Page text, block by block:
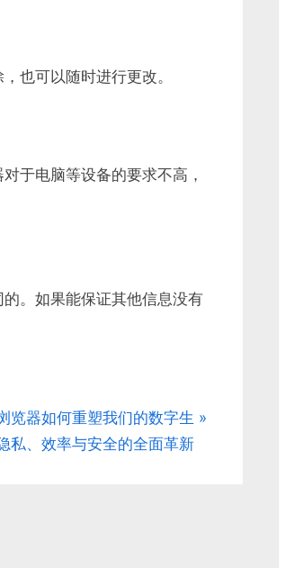
也可以随时进行更改。
于电脑等设备的要求不高，
。如果能保证其他信息没有
览器如何重塑我们的数字生
私、效率与安全的全面革新